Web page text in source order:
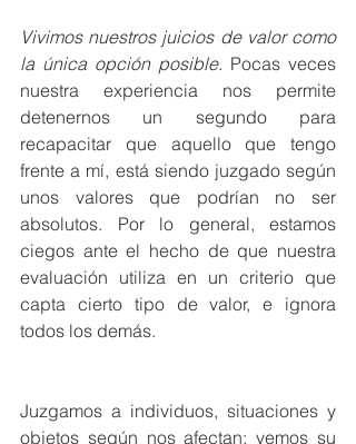
Vivimos nuestros juicios de valor como
la única opción posible. Pocas veces
nuestra experiencia nos permite
detenernos un segundo para
recapacitar que aquello que tengo
frente a mí, está siendo juzgado según
unos valores que podrían no ser
absolutos. Por lo general, estamos
ciegos ante el hecho de que nuestra
evaluación utiliza en un criterio que
capta cierto tipo de valor, e ignora
todos los demás.
Juzgamos a individuos, situaciones y
objetos según nos afectan: vemos su